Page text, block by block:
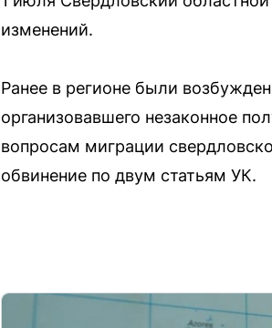
изменений.
Ранее в регионе были
организовавшего незаконное
вопросам миграции
обвинение по двум статьям УК.